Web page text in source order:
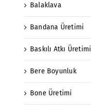
Balaklava
Bandana Üretimi
Baskılı Atkı Üretimi
Bere Boyunluk
Bone Üretimi